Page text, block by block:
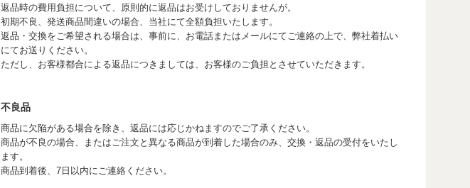
返品時の費用負担について、原則的に返品はお受けしておりませんが。
初期不良、発送商品間違いの場合、当社にて全額負担いたします。
返品・交換をご希望される場合は、事前に、お電話またはメールにてご連絡の上で、弊社着払い
にてお送りください。
ただし、お客様都合による返品につきましては、お客様のご負担とさせていただきます。
不良品
商品に欠陥がある場合を除き、返品には応じかねますのでご了承ください。
商品が不良の場合、またはご注文と異なる商品が到着した場合のみ、交換・返品の受付をいたし
ます。
商品到着後、7日以内にご連絡ください。